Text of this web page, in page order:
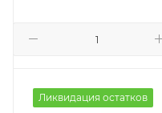
Ликвидация остатков